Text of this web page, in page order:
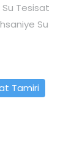
Tesisat
Su
Tamiri